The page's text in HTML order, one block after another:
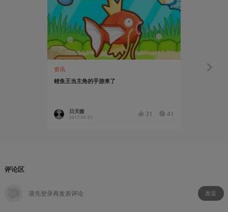
资讯
鲤鱼王当主角的手游来了
日天嗷
2017-05-23 31 41
知识挖掘机
评论区
发送